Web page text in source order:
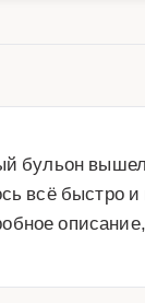
бульон
всё быстро и